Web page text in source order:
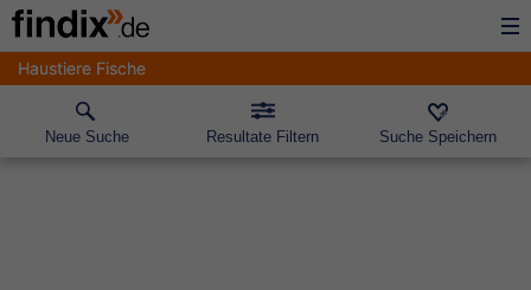
Haustiere Fische
Neue Suche Resultate Filtern Suche Speichern